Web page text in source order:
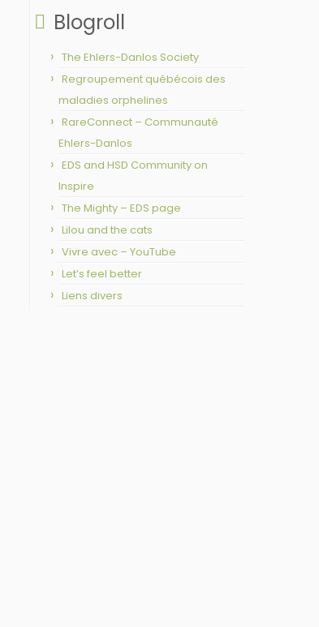
Blogroll
The Ehlers-Danlos Society
Regroupement québécois des
maladies orphelines
RareConnect – Communauté
Ehlers-Danlos
EDS and HSD Community on
Inspire
The Mighty – EDS page
Lilou and the cats
Vivre avec – YouTube
Let’s feel better
Liens divers